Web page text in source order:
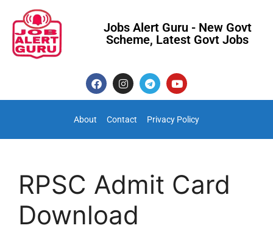
Jobs Alert Guru - New Govt
Scheme, Latest Govt Jobs
About Contact Privacy Policy
RPSC Admit Card
Download